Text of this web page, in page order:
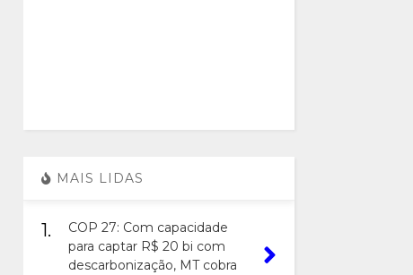
MAIS LIDAS
1.
COP 27: Com capacidade
para captar R$ 20 bi com
descarbonização, MT cobra